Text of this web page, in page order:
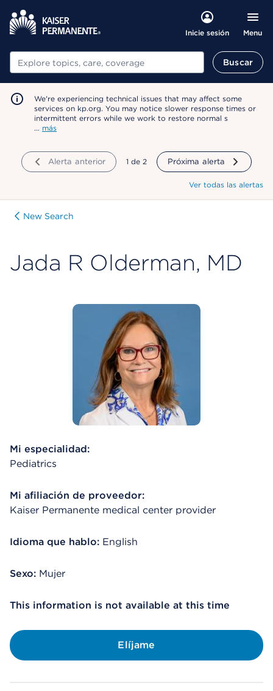
Inicie sesión Menu
Buscar Buscar
We're experiencing technical issues that may affect some
services on kp.org. You may notice slower response times or
intermittent errors while we work to restore normal s
… más
Alerta anterior mostrando
1 de 2 Próxima alerta
Ver todas las alertas
New Search
Jada R Olderman, MD
Mi especialidad:
Pediatrics
Mi afiliación de proveedor:
Kaiser Permanente medical center provider
Idioma que hablo: English
Sexo: Mujer
This information is not available at this time
Elíjame